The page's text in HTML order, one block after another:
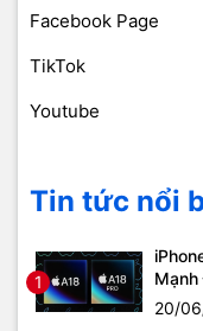
Facebook Page
TikTok
Youtube
Tin tức nổi
1
20/